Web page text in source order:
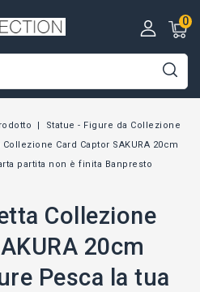
0
Statue - Figure da Collezione
Card Captor SAKURA 20cm
partita non è finita Banpresto
Collezione
20cm
Pesca la tua